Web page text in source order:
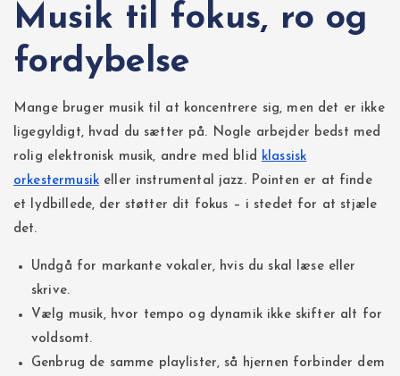
n
g
Musik til fokus, ro og
fordybelse
Mange bruger musik til at koncentrere sig, men det er ikke
ligegyldigt, hvad du sætter på. Nogle arbejder bedst med
rolig elektronisk musik, andre med blid klassisk
orkestermusikeller instrumental jazz. Pointen er at finde
et lydbillede, der støtter dit fokus – i stedet for at stjæle
det.
Undgå for markante vokaler, hvis du skal læse eller
skrive.
Vælg musik, hvor tempo og dynamik ikke skifter alt for
voldsomt.
Genbrug de samme playlister, så hjernen forbinder dem